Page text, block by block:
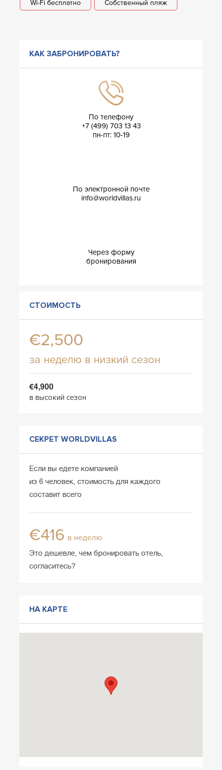
Wi-Fi бесплатно Собственный пляж
КАК ЗАБРОНИРОВАТЬ?
По телефону
+7 (499) 703 13 43
пн-пт: 10-19
По электронной почте
info@worldvillas.ru
Через форму
бронирования
СТОИМОСТЬ
€2,500
за неделю в низкий сезон
€4,900
в высокий сезон
СЕКРЕТ WORLDVILLAS
Если вы едете компанией
из 6 человек, стоимость для каждого
составит всего
€416 в неделю
Это дешевле, чем бронировать отель,
согласитесь?
НА КАРТЕ